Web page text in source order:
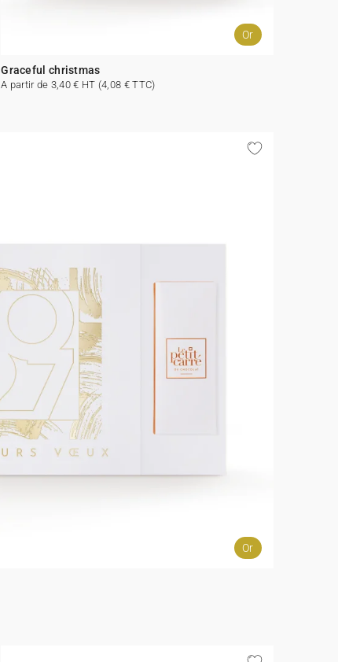
Or
Graceful christmas
A partir de 3,40 € HT (4,08 € TTC)
Or